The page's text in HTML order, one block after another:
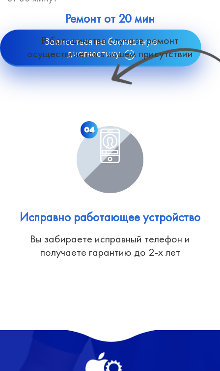
Записаться на бесплатную
диагностику
Ремонт от 20 мин
В большинстве случаев ремонт
осуществляется в вашем присутствии
04
Исправно работающее устройство
Вы забираете исправный телефон и
получаете гарантию до 2-х лет